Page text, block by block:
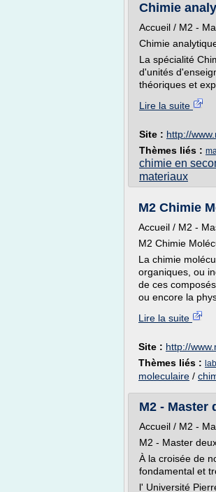
Chimie
Accueil / M2 -
Chimie
La spécialité
d'unités
théoriques et
Lire la suite
Site : http://
Thèmes liés :
chimie en
materiaux
M2 Chimie
Accueil / M2 -
M2 Chimie
La chimie
organiques, ou
de ces
ou encore la
Lire la suite
Site : http://
Thèmes liés :
moleculaire /
M2 - Master
Accueil / M2 -
M2 - Master
À la croisée de
fondamental et
l' Université